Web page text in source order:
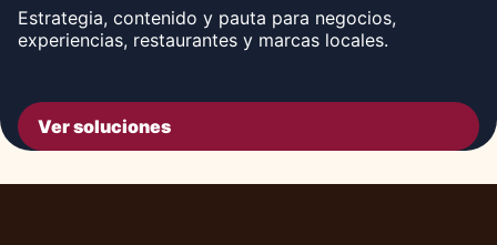
Estrategia, contenido y pauta para negocios,
experiencias, restaurantes y marcas locales.
Ver soluciones